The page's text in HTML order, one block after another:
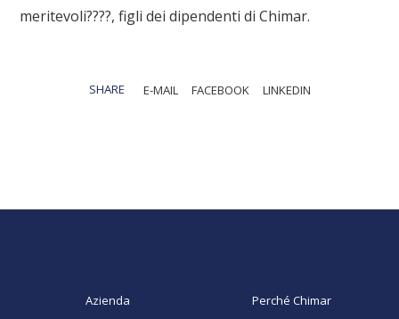
meritevoli????, figli dei dipendenti di Chimar.
SHARE E-MAIL FACEBOOK LINKEDIN
Azienda Perché Chimar